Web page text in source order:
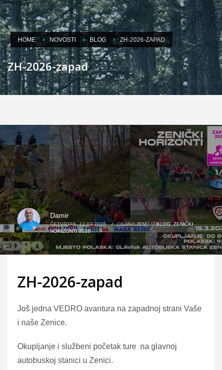
HOME NOVOSTI BLOG ZH-2026-ZAPAD
ZH-2026-zapad
Damir
ČETVRTAK, 12.03.2026. / OBJAVLJENO UBLOG,ZENIČKI
HORIZONTI 2026
ZH-2026-zapad
Još jedna VEDRO avantura na zapadnoj strani Vaše
i naše Zenice.
Okupljanje i službeni početak ture na glavnoj
autobuskoj stanici u Zenici.